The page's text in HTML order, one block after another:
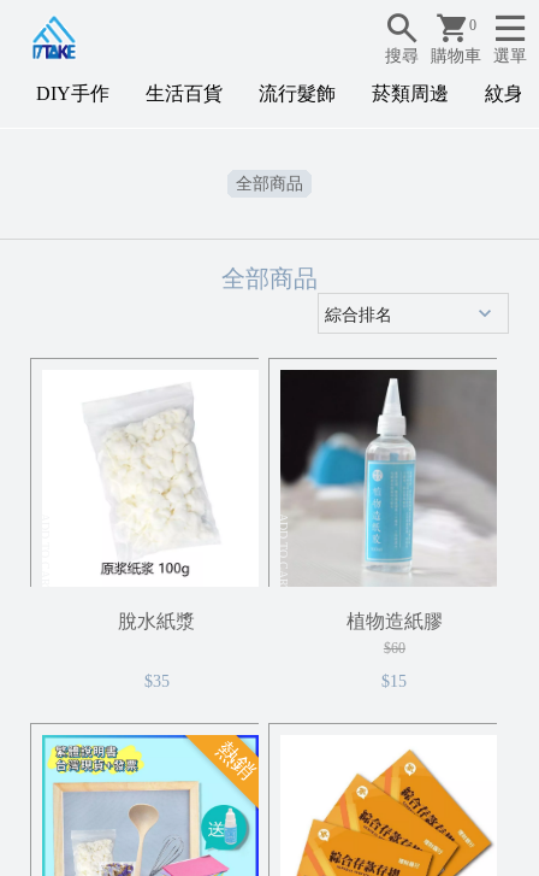
搜尋
0
購物車 選單
Y
DIY手作 生活百貨 流行髮飾 菸類周邊 紋身
全部商品
全部商品
脫水紙漿
$35
植物造紙膠
$60
$15
ADD TO CART
熱銷